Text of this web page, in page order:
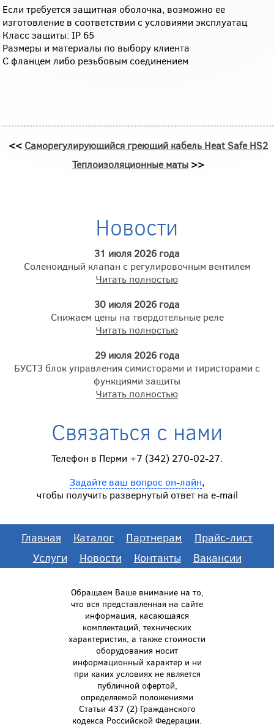
Если требуется защитная оболочка, возможно ее
изготовление в соответствии с условиями эксплуатац
Класс защиты: IP 65
Размеры и материалы по выбору клиента
С фланцем либо резьбовым соединением
<< Саморегулирующийся греющий кабель Heat Safe HS2
Теплоизоляционные маты >>
Новости
31 июля 2026 года
Соленоидный клапан с регулировочным вентилем
Читать полностью
30 июля 2026 года
Снижаем цены на твердотельные реле
Читать полностью
29 июля 2026 года
БУСТ3 блок управления симисторами и тиристорами с
функциями защиты
Читать полностью
Связаться с нами
Телефон в Перми +7 (342) 270-02-27.
Задайте ваш вопрос он-лайн,
чтобы получить развернутый ответ на e-mail
Главная Каталог Партнерам
Прайс-лист
Услуги
Новости Контакты Вакансии
Обращаем Ваше внимание на то,
что вся представленная на сайте
информация, касающаяся
комплектаций, технических
характеристик, а также стоимости
оборудования носит
информационный характер и ни
при каких условиях не является
публичной офертой,
определяемой положениями
Статьи 437 (2) Гражданского
кодекса Российской Федерации.